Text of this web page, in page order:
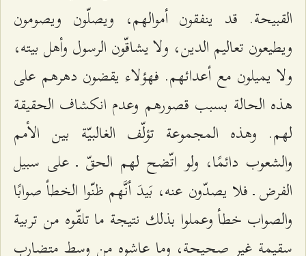
القبيحة. قد ينفقون أموالهم، ويصلّون ويصومون‌
ويطيعون تعاليم الدين، ولا يشاقّون الرسول وأهل بيته،
ولا يميلون مع أعدائهم. فهؤلاء يقضون دهرهم على
هذه الحالة بسبب قصورهم وعدم انكشاف الحقيقة
لهم. وهذه المجموعة تؤلّف الغالبيّة بين الأمم
والشعوب دائمًا، ولو اتّضح لهم الحقّ ـ على سبيل
الفرض ـ فلا يصدّون عنه، بَيدَ أنَّهم ظنّوا الخطأ صوابًا
والصواب خطأ وعملوا بذلك نتيجة ما تلقّوه من تربية
سقيمة غير صحيحة، وما عاشوه من وسط متضارب